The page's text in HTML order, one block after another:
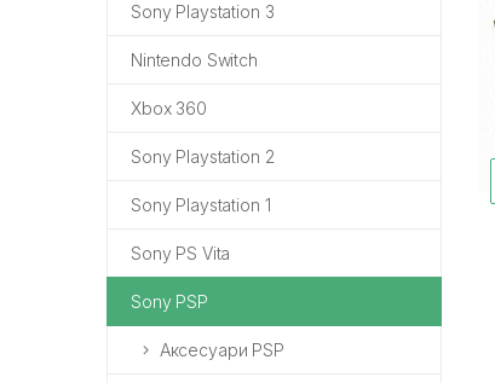
Sony Playstation 3
Nintendo Switch
Xbox 360
Sony Playstation 2
Sony Playstation 1
Sony PS Vita
Sony PSP
Аксесуари PSP